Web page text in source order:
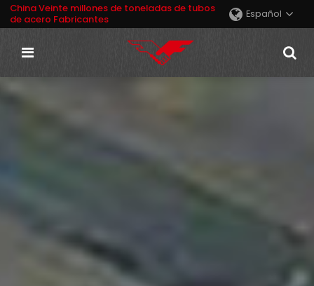
China Veinte millones de toneladas de tubos
de acero Fabricantes
Español